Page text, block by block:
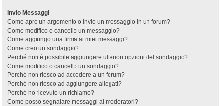
Invio Messaggi
Come apro un argomento o invio un messaggio in un forum?
Come modifico o cancello un messaggio?
Come aggiungo una firma ai miei messaggi?
Come creo un sondaggio?
Perché non è possibile aggiungere ulteriori opzioni del sondaggio?
Come modifico o cancello un sondaggio?
Perché non riesco ad accedere a un forum?
Perché non riesco ad aggiungere allegati?
Perché ho ricevuto un richiamo?
Come posso segnalare messaggi ai moderatori?